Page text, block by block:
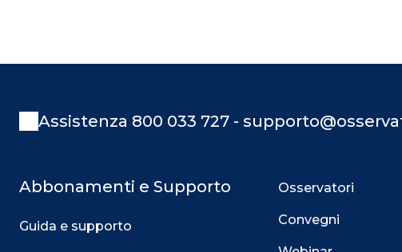
Assistenza 800 033 727 -
Abbonamenti e Supporto
Guida e supporto
Osservatori
Convegni